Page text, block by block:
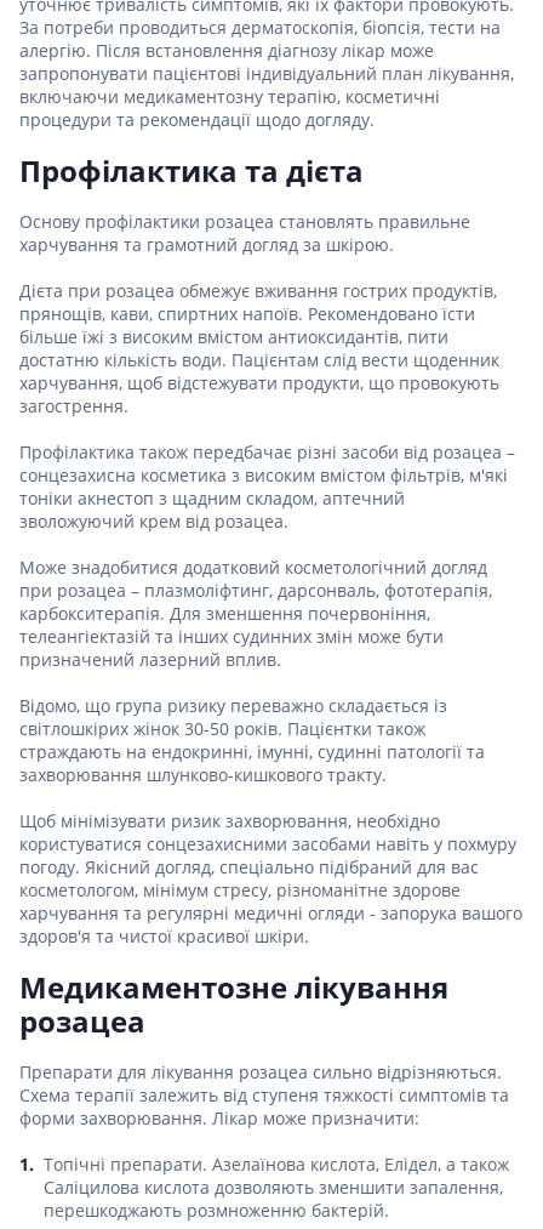
За потреби проводиться дерматоскопія, біопсія, тести на
алергію. Після встановлення діагнозу лікар може
запропонувати пацієнтові індивідуальний план лікування,
включаючи медикаментозну терапію, косметичні
процедури та рекомендації щодо догляду.
Профілактика та дієта
Основу профілактики розацеа становлять правильне
харчування та грамотний догляд за шкірою.
Дієта при розацеа обмежує вживання гострих продуктів,
прянощів, кави, спиртних напоїв. Рекомендовано їсти
більше їжі з високим вмістом антиоксидантів, пити
достатню кількість води. Пацієнтам слід вести щоденник
харчування, щоб відстежувати продукти, що провокують
загострення.
Профілактика також передбачає різні засоби від розацеа –
сонцезахисна косметика з високим вмістом фільтрів, м'які
тоніки акнестоп з щадним складом, аптечний
зволожуючий крем від розацеа.
Може знадобитися додатковий косметологічний догляд
при розацеа – плазмоліфтинг, дарсонваль, фототерапія,
карбокситерапія. Для зменшення почервоніння,
телеангіектазій та інших судинних змін може бути
призначений лазерний вплив.
Відомо, що група ризику переважно складається із
світлошкірих жінок 30-50 років. Пацієнтки також
страждають на ендокринні, імунні, судинні патології та
захворювання шлунково-кишкового тракту.
Щоб мінімізувати ризик захворювання, необхідно
користуватися сонцезахисними засобами навіть у похмуру
погоду. Якісний догляд, спеціально підібраний для вас
косметологом, мінімум стресу, різноманітне здорове
харчування та регулярні медичні огляди - запорука вашого
здоров'я та чистої красивої шкіри.
Медикаментозне лікування
розацеа
Препарати для лікування розацеа сильно відрізняються.
Схема терапії залежить від ступеня тяжкості симптомів та
форми захворювання. Лікар може призначити:
Топічні препарати. Азелаїнова кислота, Елідел, а також
Саліцилова кислота дозволяють зменшити запалення,
перешкоджають розмноженню бактерій.